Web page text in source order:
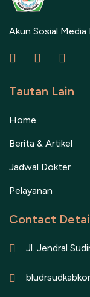
Akun Sosial Media
Tautan Lain
Home
Berita & Artikel
Jadwal Dokter
Pelayanan
Contact
Jl. Jendral